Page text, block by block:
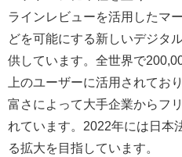
ラインレビューを活用したマ
どを可能にする新しいデジタ
供しています。全世界で
上のユーザーに活用されてお
富さによって大手企業からフ
れています。2022年には日本
る拡大を目指しています。